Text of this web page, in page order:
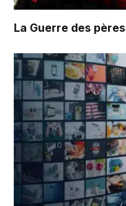
La Guerre des pères